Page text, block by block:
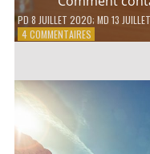
PD 8 JUILLET 2020; MD 13
4 COMMENTAIRESSUR